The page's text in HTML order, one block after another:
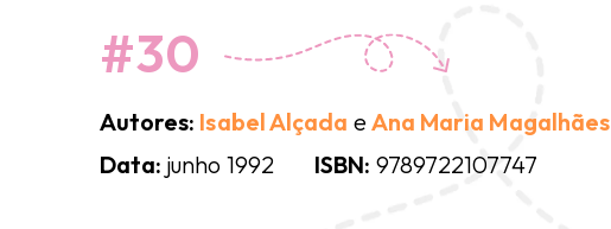
#30
Autores: Isabel Alçada eAna Maria Magalhães
Data: junho 1992 ISBN: 9789722107747